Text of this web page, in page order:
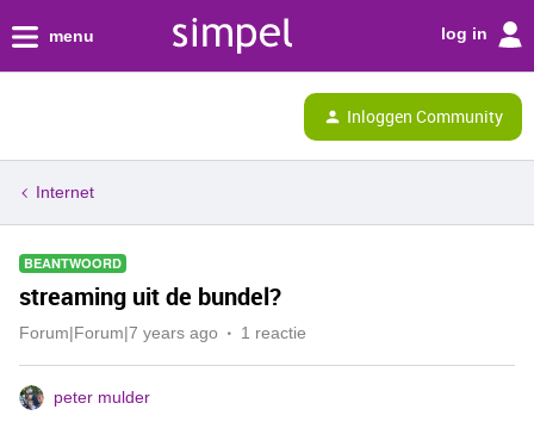
menu log in
Inloggen Community
Internet
BEANTWOORD
streaming uit de bundel?
Forum|Forum|7 years ago 1 reactie
peter mulder